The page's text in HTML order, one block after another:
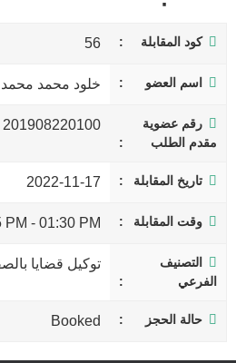
كود المقابلة 56
اسم العضو خلود محمد
رقم عضوية
مقدم الطلب
201908220100
تاريخ المقابلة 2022-11-17
وقت المقابلة 01:30 PM
-
PM
التصنيف
الفرعي
توكيل قضايا
حالة الحجز Booked